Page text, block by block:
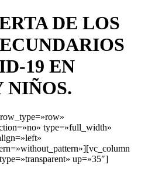
DE LOS
19 EN
NIÑOS.
type=»full_width»
up=»35″]